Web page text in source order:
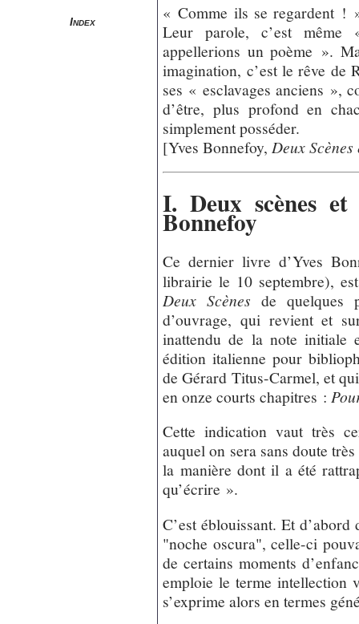
Index
« Comme ils se regardent
Leur parole, c’est
appellerions un poème ».
imagination, c’est le rêve de
ses « esclavages anciens »,
d’être, plus profond en
simplement posséder.
[Yves Bonnefoy, Deux
I. Deux scènes et
Bonnefoy
Ce dernier livre d’Yves
librairie le 10 septembre),
Deux Scènes de quelques
d’ouvrage, qui revient et
inattendu de la note initiale
édition italienne pour
de Gérard Titus-Carmel, et
en onze courts chapitres :
Cette indication vaut très
auquel on sera sans doute
la manière dont il a été
qu’écrire ».
C’est éblouissant. Et
"noche oscura", celle-ci
de certains moments
emploie le terme intellection
s’exprime alors en termes